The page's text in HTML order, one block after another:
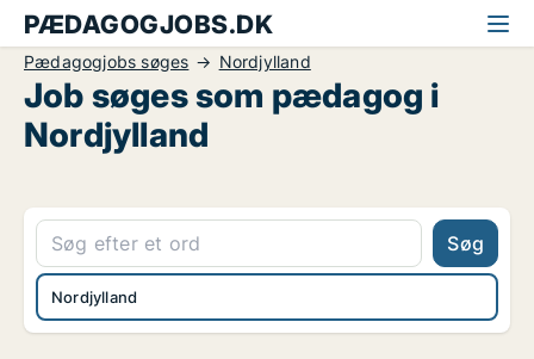
PÆDAGOGJOBS.DK
Pædagogjobs søges Nordjylland
Job søges som pædagog i
Nordjylland
Søg
Nordjylland